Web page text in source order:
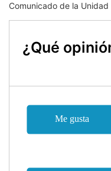
Comunicado de la
¿Qué